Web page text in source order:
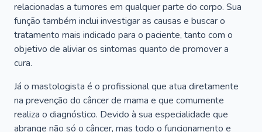
relacionadas a tumores em qualquer parte do corpo. Sua
função também inclui investigar as causas e buscar o
tratamento mais indicado para o paciente, tanto com o
objetivo de aliviar os sintomas quanto de promover a
cura.
Já o mastologista é o profissional que atua diretamente
na prevenção do câncer de mama e que comumente
realiza o diagnóstico. Devido à sua especialidade que
abrange não só o câncer, mas todo o funcionamento e